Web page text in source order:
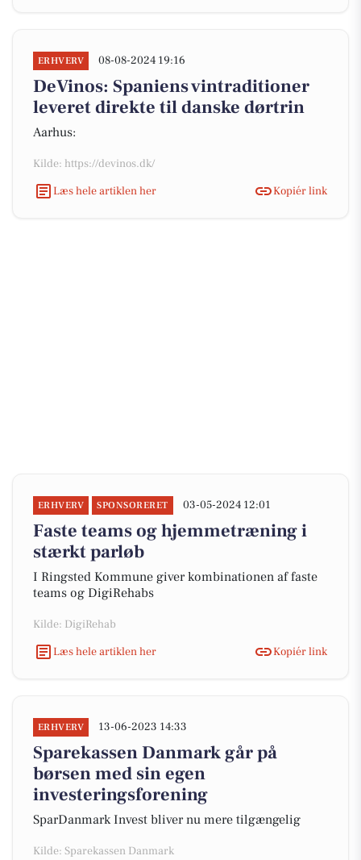
ERHVERV 08-08-2024 19:16
DeVinos: Spaniens vintraditioner
leveret direkte til danske dørtrin
Aarhus:
Kilde: https://devinos.dk/
Læs hele artiklen her
Kopiér link
ERHVERV SPONSORERET 03-05-2024 12:01
Faste teams og hjemmetræning i
stærkt parløb
I Ringsted Kommune giver kombinationen af faste
teams og DigiRehabs
Kilde: DigiRehab
Læs hele artiklen her
Kopiér link
ERHVERV 13-06-2023 14:33
Sparekassen Danmark går på
børsen med sin egen
investeringsforening
SparDanmark Invest bliver nu mere tilgængelig
Kilde: Sparekassen Danmark